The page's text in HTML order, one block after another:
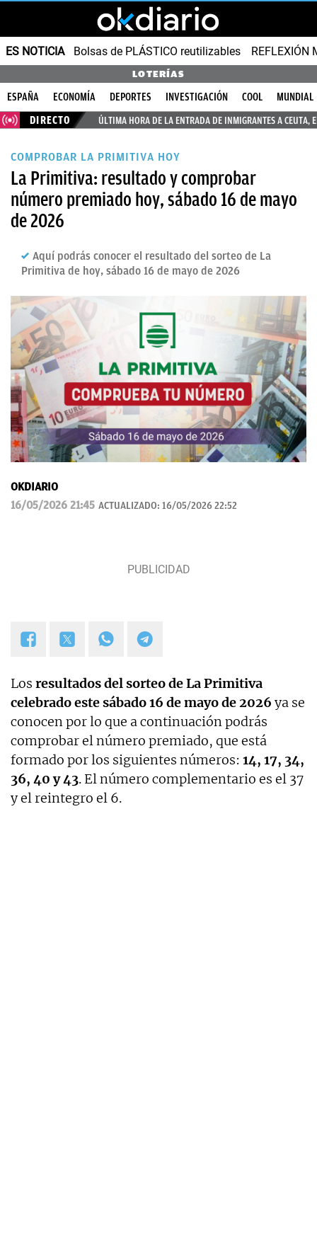
ES NOTICIA Bolsas de PLÁSTICO reutilizables REFLEXIÓN
LOTERÍAS
ESPAÑA ECONOMÍA DEPORTES INVESTIGACIÓN COOL
MUNDIAL
DIRECTO
ÚLTIMA HORA DE LA ENTRADA DE INMIGRANTES A CEUTA,
COMPROBAR LA PRIMITIVA HOY
La Primitiva: resultado y comprobar
número premiado hoy, sábado 16 de mayo
de 2026
Aquí podrás conocer el resultado del sorteo de La
Primitiva de hoy, sábado 16 de mayo de 2026
OKDIARIO
16/05/2026 21:45 ACTUALIZADO: 16/05/2026 22:52
Los resultados del sorteo de La Primitiva
celebrado este sábado 16 de mayo de 2026 ya se
conocen por lo que a continuación podrás
comprobar el número premiado, que está
formado por los siguientes números: 14, 17, 34,
36, 40 y 43. El número complementario es el 37
y el reintegro el 6.